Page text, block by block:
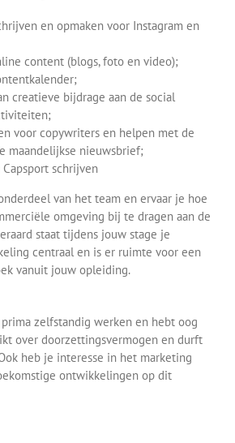
en opmaken voor Instagram en
content (blogs, foto en video);
creatieve bijdrage aan de social
voor copywriters en helpen met de
maandelijkse nieuwsbrief;
schrijven
van het team en ervaar je hoe
omgeving bij te dragen aan de
staat tijdens jouw stage je
centraal en is er ruimte voor een
vanuit jouw opleiding.
zelfstandig werken en hebt oog
over doorzettingsvermogen en durft
heb je interesse in het marketing
ontwikkelingen op dit